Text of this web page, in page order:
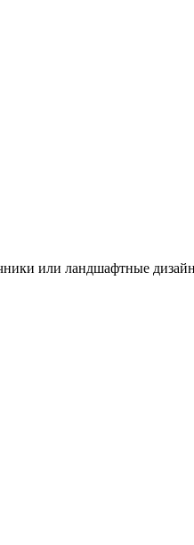
или ландшафтные